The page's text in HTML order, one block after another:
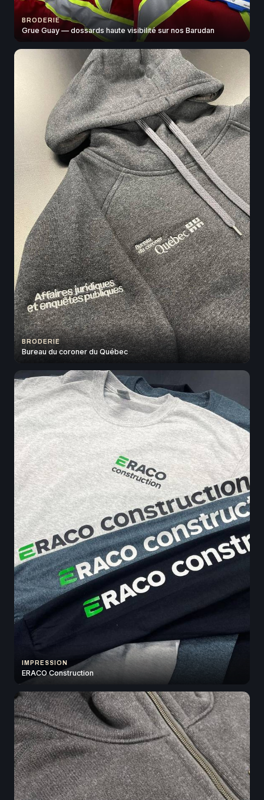
BRODERIE
Grue Guay — dossards haute visibilité sur nos Barudan
BRODERIE
Bureau du coroner du Québec
IMPRESSION
ERACO Construction